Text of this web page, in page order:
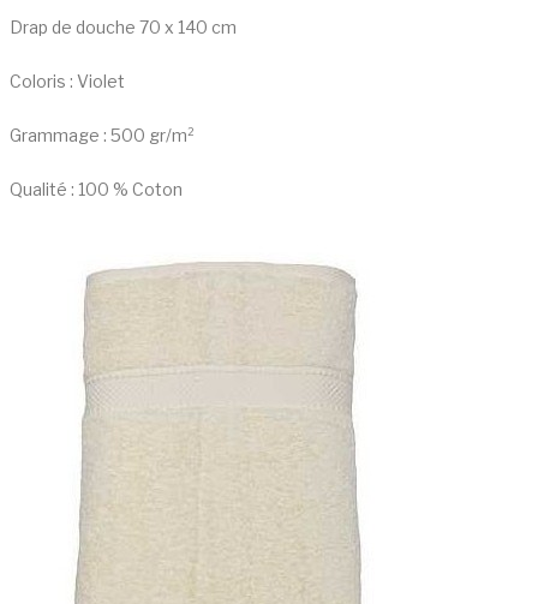
Drap de douche 70 x 140 cm
Coloris : Violet
Grammage : 500 gr/m²
Qualité : 100 % Coton